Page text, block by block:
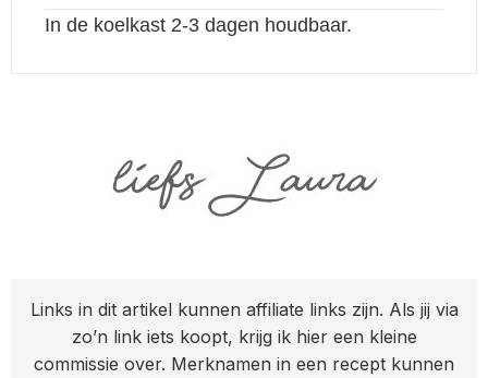
In de koelkast 2-3 dagen houdbaar.
Links in dit artikel kunnen affiliate links zijn. Als jij via
zo’n link iets koopt, krijg ik hier een kleine
commissie over. Merknamen in een recept kunnen